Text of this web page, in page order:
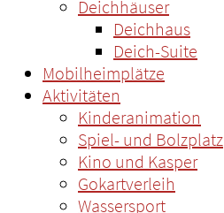
Deichhäuser
Deichhaus
Deich-Suite
Mobilheimplätze
Aktivitäten
Kinderanimation
Spiel- und Bolzplatz
Kino und Kasper
Gokartverleih
Wassersport